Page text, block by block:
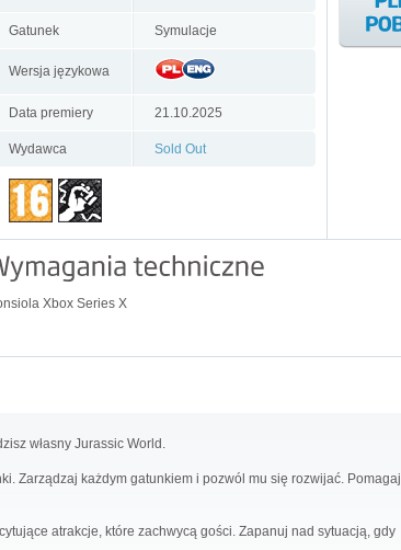
Gatunek Symulacje
Wersja językowa
Data premiery 21.10.2025
Wydawca Sold Out
Xbox Series X
własny Jurassic World.
Zarządzaj każdym gatunkiem i pozwól mu się rozwijać. Pomagaj
atrakcje, które zachwycą gości. Zapanuj nad sytuacją, gdy